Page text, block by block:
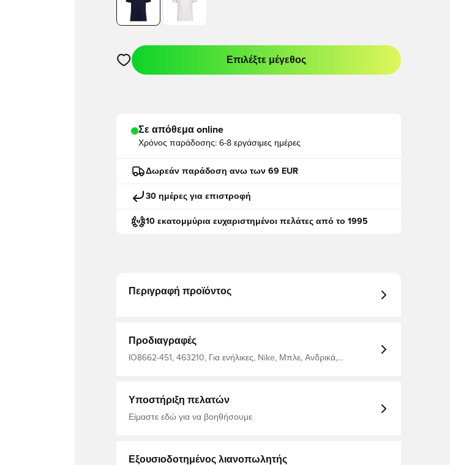
Ανοίγει ένα Modal για να συνδεθείτε ή να εγγραφείτε ως μέλος
Επιλέξτε μέγεθος
Σε απόθεμα online
Χρόνος παράδοσης: 6-8 εργάσιμες ημέρες
Δωρεάν παράδοση ανω των 69 EUR
30 ημέρες για επιστροφή
10 εκατομμύρια ευχαριστημένοι πελάτες από το 1995
Περιγραφή προϊόντος
Προδιαγραφές
IO8662-451, 463210, Για ενήλικες, Nike, Μπλε, Ανδρικά,
Υποστήριξη πελατών
Είμαστε εδώ για να βοηθήσουμε
Εξουσιοδοτημένος λιανοπωλητής